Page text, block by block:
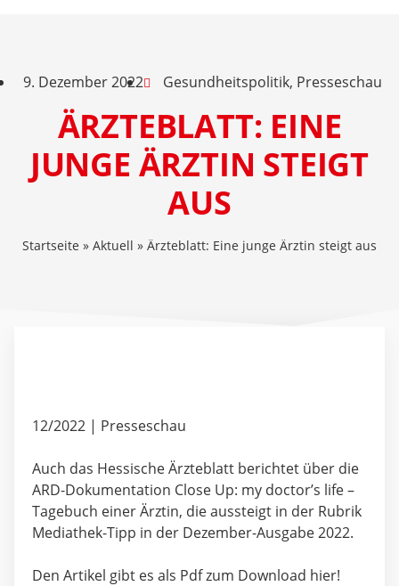
9. Dezember 2022 Gesundheitspolitik, Presseschau
ÄRZTEBLATT: EINE
JUNGE ÄRZTIN STEIGT
AUS
Startseite » Aktuell » Ärzteblatt: Eine junge Ärztin steigt aus
12/2022 | Presseschau
Auch das Hessische Ärzteblatt berichtet über die
ARD-Dokumentation Close Up: my doctor’s life –
Tagebuch einer Ärztin, die aussteigt in der Rubrik
Mediathek-Tipp in der Dezember-Ausgabe 2022.
Den Artikel gibt es als Pdf zum Download hier!